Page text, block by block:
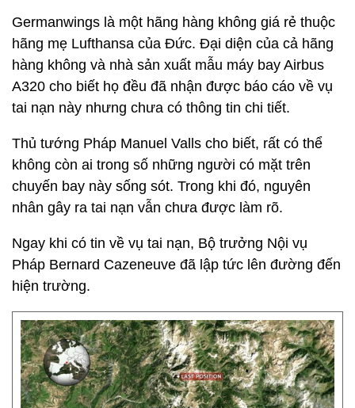
Germanwings là một hãng hàng không giá rẻ thuộc
hãng mẹ Lufthansa của Đức. Đại diện của cả hãng
hàng không và nhà sản xuất mẫu máy bay Airbus
A320 cho biết họ đều đã nhận được báo cáo về vụ
tai nạn này nhưng chưa có thông tin chi tiết.
Thủ tướng Pháp Manuel Valls cho biết, rất có thể
không còn ai trong số những người có mặt trên
chuyến bay này sống sót. Trong khi đó, nguyên
nhân gây ra tai nạn vẫn chưa được làm rõ.
Ngay khi có tin về vụ tai nạn, Bộ trưởng Nội vụ
Pháp Bernard Cazeneuve đã lập tức lên đường đến
hiện trường.